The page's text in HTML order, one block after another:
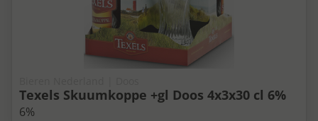
Texels Skuumkoppe +gl Doos 4x3x30 cl 6%
6%